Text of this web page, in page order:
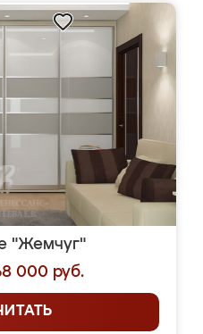
"Жемчуг"
000 руб.